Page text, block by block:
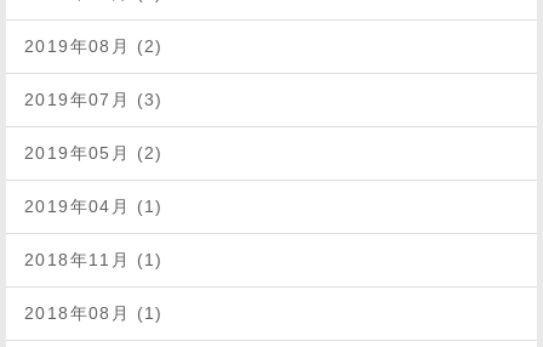
2019年08月 (2)
2019年07月 (3)
2019年05月 (2)
2019年04月 (1)
2018年11月 (1)
2018年08月 (1)